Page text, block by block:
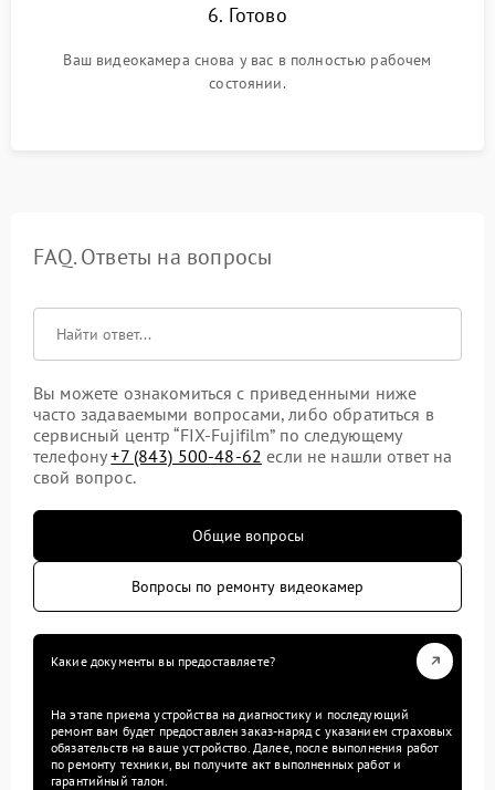
6. Готово
Ваш видеокамера снова у вас в полностью рабочем
состоянии.
FAQ. Ответы на вопросы
Вы можете ознакомиться с приведенными ниже
часто задаваемыми вопросами, либо обратиться в
сервисный центр “FIX-Fujifilm” по следующему
телефону+7 (843) 500-48-62 если не нашли ответ на
свой вопрос.
Общие вопросы
Вопросы по ремонту видеокамер
Какие документы вы предоставляете?
На этапе приема устройства на диагностику и последующий
ремонт вам будет предоставлен заказ-наряд с указанием страховых
обязательств на ваше устройство. Далее, после выполнения работ
по ремонту техники, вы получите акт выполненных работ и
гарантийный талон.